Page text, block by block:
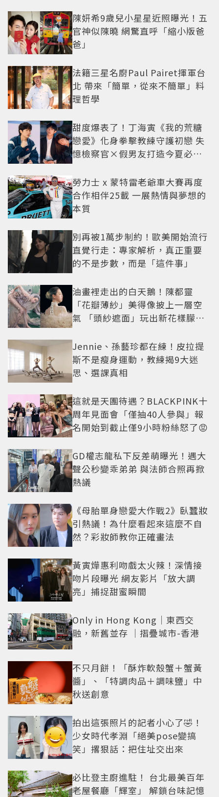
陳妍希9歲兒小星星近照曝光！五
官神似陳曉 網驚直呼「縮小版爸
爸」
法籍三星名廚Paul Pairet揮軍台
北 帶來「簡單，從來不簡單」料
理哲學
甜度爆表了！丁海寅《我的荒糖
戀愛》化身拳擊教練守護初戀 失
憶檢察官×假男友打造今夏必看
勞力士 x 蒙特雷老爺車大賽再度
合作相伴25載 一展熱情與夢想的
本質
別再被1萬步制約！歐美開始流行
直覺行走：專家解析，真正重要
的不是步數，而是「這件事」
油畫裡走出的白天鵝！陳都靈
「花瓣薄紗」美得像披上一層空
氣 「頭紗遮面」玩出新花樣朦朧
Jennie、孫藝珍都在練！皮拉提
斯不是瘦身運動，教練揭9大迷
思、選課真相
這就是天團待遇？BLACKPINK十
周年見面會「僅抽40人參與」報
名開始到截止僅9小時粉絲怒了😡
GD權志龍私下反差萌曝光！遇大
聲公秒變乖弟弟 與法師合照再掀
熱議
《母胎單身戀愛大作戰2》臥蠶妝
引熱議！為什麼看起來這麼不自
然？彩妝師教你正確畫法
黃寅燁惠利吻戲太火辣！深情接
吻片段曝光 網友影片「放大調
亮」捕捉甜蜜瞬間
Only in Hong Kong｜東西交
融，新舊並存 ｜摺疊城市-香港
不只月餅！「酥炸軟殼蟹＋蟹黃
醬」、「特調肉品＋調味鹽」中
秋送創意
拍出這張照片的記者小心了🤣！
少女時代孝淵「絕美pose變搞
笑」撂狠話：把住址交出來
必比登主廚進駐！ 台北最美百年
老屋餐廳「輝室」 解鎖台味記憶